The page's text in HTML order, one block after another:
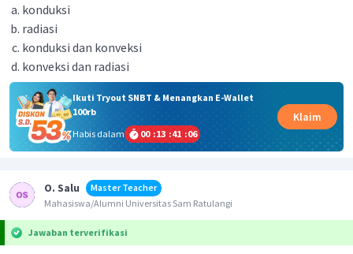
konduksi
radiasi
konduksi dan konveksi
konveksi dan radiasi
Ikuti Tryout SNBT & Menangkan E-Wallet
100rb
Habis dalam
00 :13 :41 :06
Klaim
O. Salu
Master Teacher
Mahasiswa/Alumni Universitas Sam Ratulangi
Jawaban terverifikasi